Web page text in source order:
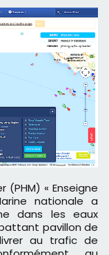
nationale a
dans les eaux
pavillon de
au trafic de